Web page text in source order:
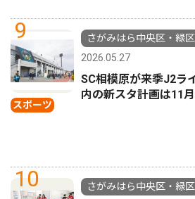
9
スポーツ
さがみはら中央区・緑区
2026.05.27
SC相模原が来季J2ラ
内の新スタ計画は11
10
さがみはら中央区・緑区